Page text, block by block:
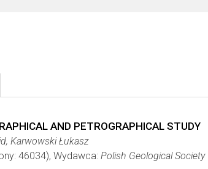
AND PETROGRAPHICAL STUDY
Karwowski Łukasz
46034), Wydawca: Polish Geological Society